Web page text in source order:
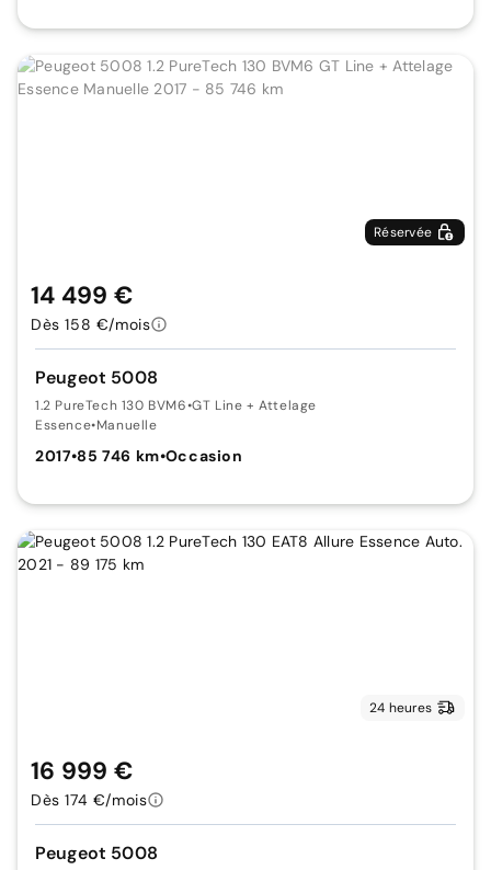
Réservée
Peugeot 5008
1.2 PureTech 130 BVM6•GT Line + Attelage
Essence•Manuelle
2017•85 746 km•Occasion
14 499 €
Dès 158 €/mois
24 heures
Peugeot 5008
16 999 €
Dès 174 €/mois